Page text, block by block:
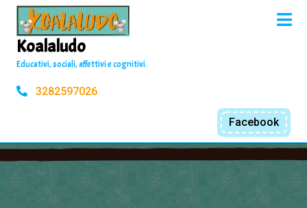
Skip
contentKoalaludo
Educativi, sociali, affettivi e cognitivi.
3282597026
Facebook